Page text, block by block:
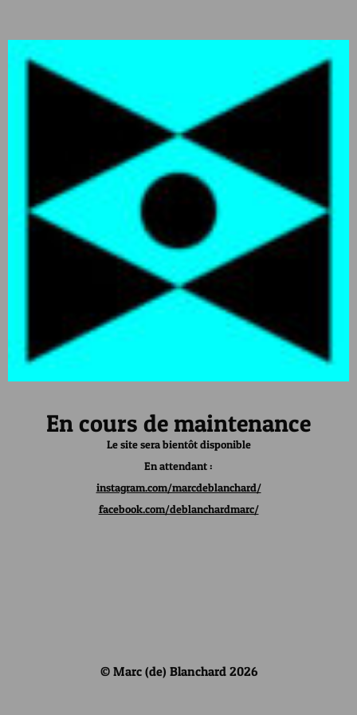
En cours de maintenance
Le site sera bientôt disponible
En attendant :
instagram.com/marcdeblanchard/
facebook.com/deblanchardmarc/
© Marc (de) Blanchard 2026